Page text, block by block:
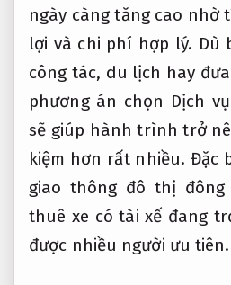
ngày càng tăng cao
lợi và chi phí hợp lý. Dù
công tác, du lịch hay
phương án chọn Dịch
sẽ giúp hành trình trở
kiệm hơn rất nhiều. Đặc
giao thông đô thị đông
thuê xe có tài xế đang
được nhiều người ưu tiên.